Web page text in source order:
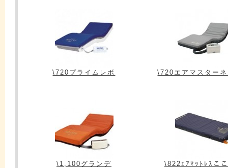
\720プライムレボ \720エアマスター
\1,100グランデ \822ｴｱﾏｯﾄﾚｽこ